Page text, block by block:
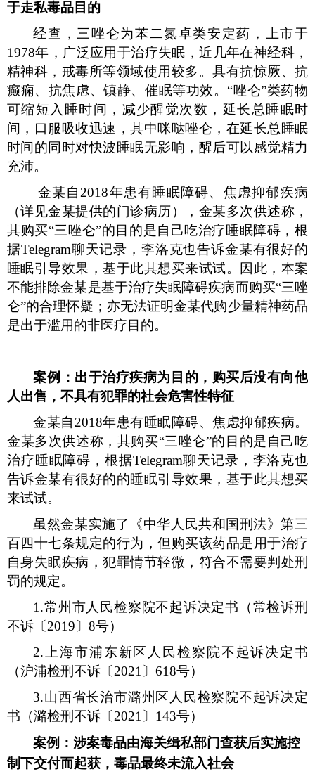
于走私毒品目的
经查，三唑仑为苯二氮卓类安定药，上市于
1978年，广泛应用于治疗失眠，近几年在神经科，
精神科，戒毒所等领域使用较多。具有抗惊厥、抗
癫痫、抗焦虑、镇静、催眠等功效。“唑仑”类药物
可缩短入睡时间，减少醒觉次数，延长总睡眠时
间，口服吸收迅速，其中咪哒唑仑，在延长总睡眠
时间的同时对快波睡眠无影响，醒后可以感觉精力
充沛。
金某自 2018年患有睡眠障碍、焦虑抑郁疾病
（详见金某提供的门诊病历），金某多次供述称，
其购买“三唑仑”的目的是自己吃治疗睡眠障碍，根
据Telegram聊天记录，李洛克也告诉金某有很好的
睡眠引导效果，基于此其想买来试试。因此，本案
不能排除金某是基于治疗失眠障碍疾病而购买“三唑
仑”的合理怀疑；亦无法证明金某代购少量精神药品
是出于滥用的非医疗目的。
案例： 出于治疗疾病为目的，购买后没有向他
人出售，不具有犯罪的社会危害性特征
金某自 2018年患有睡眠障碍、焦虑抑郁疾病。
金某多次供述称，其购买“三唑仑”的目的是自己吃
治疗睡眠障碍，根据Telegram聊天记录，李洛克也
告诉金某有很好的的睡眠引导效果，基于此其想买
来试试。
虽然金某实施了《中华人民共和国刑法》第三
百四十七条规定的行为，但购买该药品是用于治疗
自身失眠疾病，犯罪情节轻微，符合不需要判处刑
罚的规定。
1.常州市人民检察院不起诉决定书（常检诉刑
不诉〔 2019 〕 8号）
2. 上海市浦东新区人民检察院不起诉决定书
（沪浦检刑不诉〔 2021 〕 618号）
3.山西省长治市潞州区人民检察院不起诉决定
书（潞检刑不诉〔 2021 〕 143号）
案例：涉案毒品由海关缉私部门查获后实施控
制下交付而起获，毒品最终未流入社会